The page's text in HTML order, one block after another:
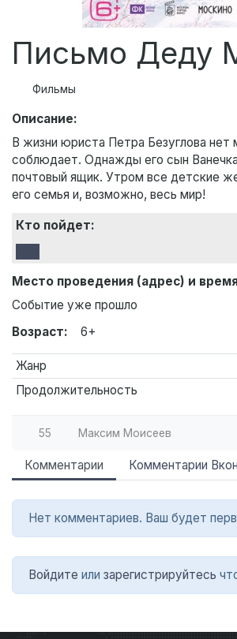
Письмо Деду
Фильмы
Описание:
В жизни юриста Петра Безуглова
соблюдает. Однажды его сын
почтовый ящик. Утром все детские
его семья и, возможно, весь мир!
Кто пойдет:
Место проведения (адрес) и
Событие уже прошло
Возраст:
6+
Жанр
Продолжительность
55 Максим Моисеев
Комментарии Комментарии
Нет комментариев. Ваш будет
Войдите или зарегистрируйтесь